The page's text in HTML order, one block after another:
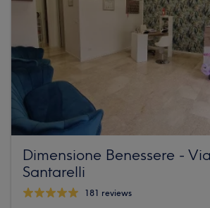
Dimensione Benessere -
Santarelli
181 reviews